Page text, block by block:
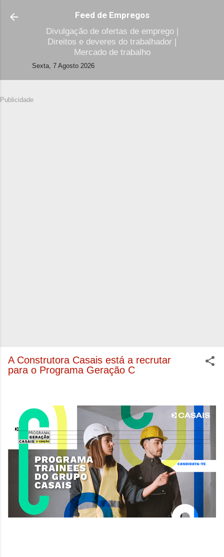
Avançar para o conteúdo principal
Feed de Empregos
Divulgação de ofertas de emprego |
Direitos e deveres do trabalhador |
Mercado de trabalho
Sexta, 7 Agosto 2026
Publicidade
A Construtora Casais está a recrutar
para o Programa Geração C